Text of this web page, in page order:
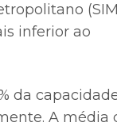
inferior ao
da
A média